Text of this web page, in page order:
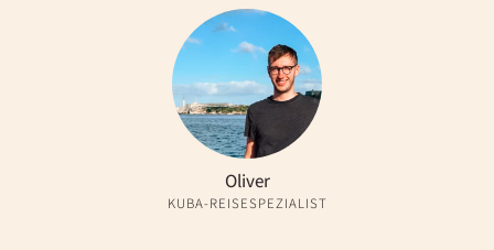
Oliver
KUBA-REISESPEZIALIST